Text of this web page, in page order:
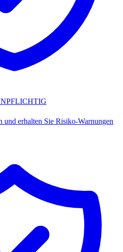
und erhalten Sie Risiko-Warnungen